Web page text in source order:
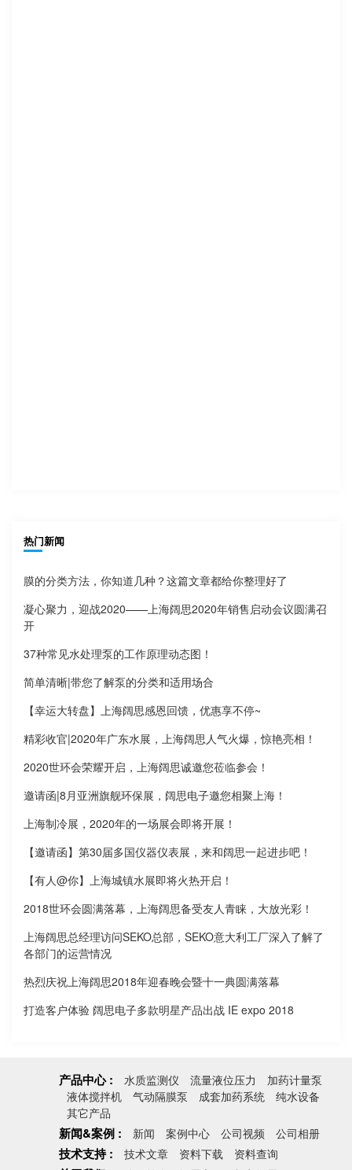
热门新闻
膜的分类方法，你知道几种？这篇文章都给你整理好了
凝心聚力，迎战2020——上海阔思2020年销售启动会议圆满召
开
37种常见水处理泵的工作原理动态图！
简单清晰|带您了解泵的分类和适用场合
【幸运大转盘】上海阔思感恩回馈，优惠享不停~
精彩收官|2020年广东水展，上海阔思人气火爆，惊艳亮相！
2020世环会荣耀开启，上海阔思诚邀您莅临参会！
邀请函|8月亚洲旗舰环保展，阔思电子邀您相聚上海！
上海制冷展，2020年的一场展会即将开展！
【邀请函】第30届多国仪器仪表展，来和阔思一起进步吧！
【有人@你】上海城镇水展即将火热开启！
2018世环会圆满落幕，上海阔思备受友人青睐，大放光彩！
上海阔思总经理访问SEKO总部，SEKO意大利工厂深入了解了
各部门的运营情况
热烈庆祝上海阔思2018年迎春晚会暨十一典圆满落幕
打造客户体验 阔思电子多款明星产品出战 IE expo 2018
产品中心 : 水质监测仪 流量液位压力
加药计量泵
液体搅拌机
气动隔膜泵 成套加药系统
纯水设备
其它产品
新闻&案例 : 新闻 案例中心 公司视频 公司相册
技术支持 : 技术文章 资料下载 资料查询